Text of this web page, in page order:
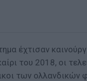
έχτισαν
του 2018, οι
των ολλανδικών